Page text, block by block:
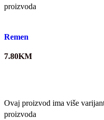
proizvoda
Remen
7.80KM
Ovaj proizvod ima više
proizvoda